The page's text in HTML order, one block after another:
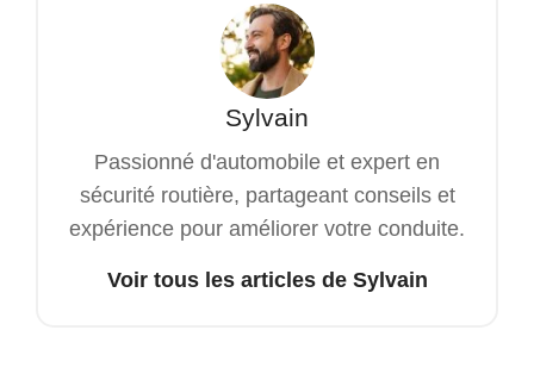
Sylvain
Passionné d'automobile et expert en
sécurité routière, partageant conseils et
expérience pour améliorer votre conduite.
Voir tous les articles de Sylvain